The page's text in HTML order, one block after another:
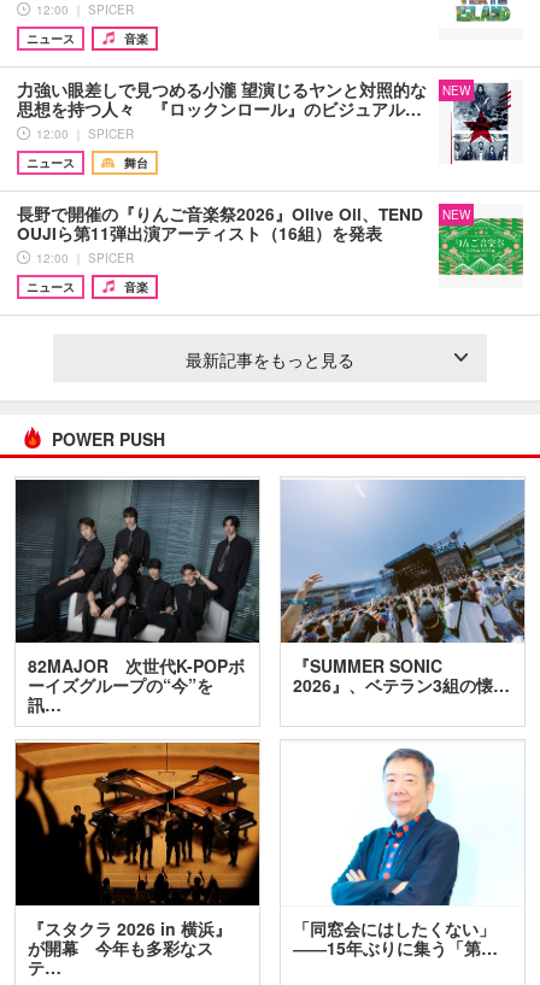
12:00 ｜ SPICER
ニュース
音楽
力強い眼差しで見つめる小瀧 望演じるヤンと対照的な
思想を持つ人々 『ロックンロール』のビジュアル…
12:00 ｜ SPICER
ニュース
舞台
NEW
長野で開催の『りんご音楽祭2026』Olive Oil、TEND
OUJIら第11弾出演アーティスト（16組）を発表
12:00 ｜ SPICER
ニュース
音楽
NEW
最新記事をもっと見る
POWER PUSH
82MAJOR 次世代K-POPボ
ーイズグループの“今”を
訊…
『SUMMER SONIC
2026』、ベテラン3組の懐…
『スタクラ 2026 in 横浜』
が開幕 今年も多彩なス
テ…
「同窓会にはしたくない」
――15年ぶりに集う「第…